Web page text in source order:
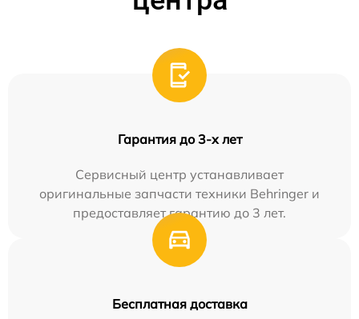
Гарантия до 3-х лет
Сервисный центр устанавливает
оригинальные запчасти техники Behringer и
предоставляет гарантию до 3 лет.
Бесплатная доставка